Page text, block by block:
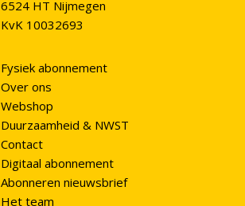
6524 HT Nijmegen
KvK 10032693
Fysiek abonnement
Over ons
Webshop
Duurzaamheid & NWST
Contact
Digitaal abonnement
Abonneren nieuwsbrief
Het team